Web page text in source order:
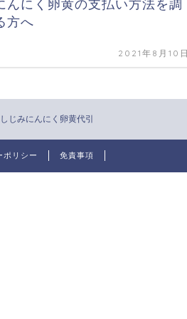
んにく卵黄の支払い方法を調
方へ
2021年8月10
しじみにんにく卵黄代引
ポリシー 免責事項